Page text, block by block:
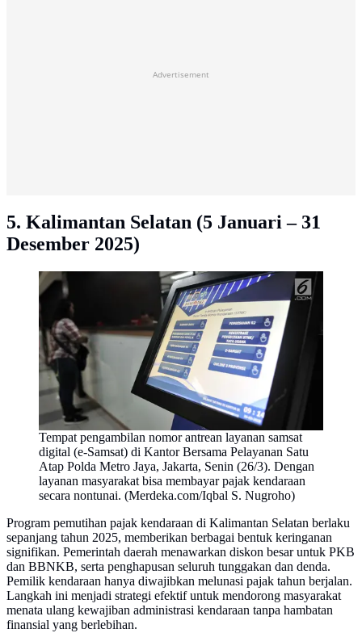
Advertisement
5. Kalimantan Selatan (5 Januari – 31
Desember 2025)
Tempat pengambilan nomor antrean layanan samsat
digital (e-Samsat) di Kantor Bersama Pelayanan Satu
Atap Polda Metro Jaya, Jakarta, Senin (26/3). Dengan
layanan masyarakat bisa membayar pajak kendaraan
secara nontunai. (Merdeka.com/Iqbal S. Nugroho)
Program pemutihan pajak kendaraan di Kalimantan Selatan berlaku
sepanjang tahun 2025, memberikan berbagai bentuk keringanan
signifikan. Pemerintah daerah menawarkan diskon besar untuk PKB
dan BBNKB, serta penghapusan seluruh tunggakan dan denda.
Pemilik kendaraan hanya diwajibkan melunasi pajak tahun berjalan.
Langkah ini menjadi strategi efektif untuk mendorong masyarakat
menata ulang kewajiban administrasi kendaraan tanpa hambatan
finansial yang berlebihan.